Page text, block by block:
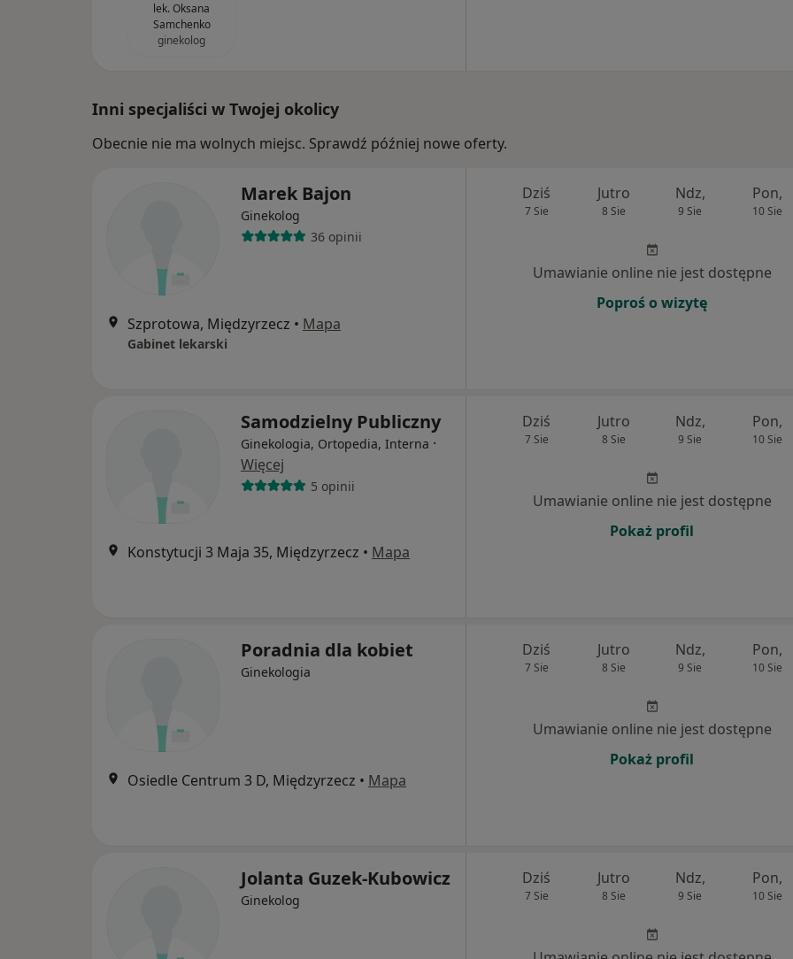
lek. Oksana
Samchenko
ginekolog
Inni specjaliści w Twojej okolicy
Obecnie nie ma wolnych miejsc. Sprawdź później nowe oferty.
Marek Bajon
Ginekolog
36 opinii
Szprotowa, Międzyrzecz • Mapa
Gabinet lekarski
Dziś
7 Sie
Jutro
8 Sie
Ndz,
9 Sie
Pon,
10 Sie
Umawianie online nie jest dostępne
Poproś o wizytę
Samodzielny Publiczny
Ginekologia, Ortopedia, Interna ·
Więcej
5 opinii
Konstytucji 3 Maja 35, Międzyrzecz • Mapa
Dziś
7 Sie
Jutro
8 Sie
Ndz,
9 Sie
Pon,
10 Sie
Umawianie online nie jest dostępne
Pokaż profil
Poradnia dla kobiet
Ginekologia
Osiedle Centrum 3 D, Międzyrzecz • Mapa
Dziś
7 Sie
Jutro
8 Sie
Ndz,
9 Sie
Pon,
10 Sie
Umawianie online nie jest dostępne
Pokaż profil
Jolanta Guzek-Kubowicz
Ginekolog
Dziś
7 Sie
Jutro
8 Sie
Ndz,
9 Sie
Pon,
10 Sie